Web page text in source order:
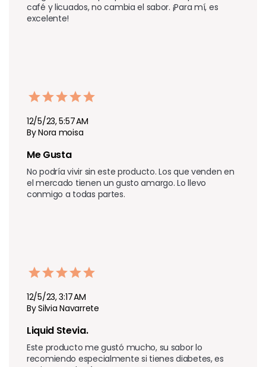
café y licuados, no cambia el sabor. ¡Para mí, es
excelente!
12/5/23, 5:57 AM
By Nora moisa
Me Gusta
No podría vivir sin este producto. Los que venden en
el mercado tienen un gusto amargo. Lo llevo
conmigo a todas partes.
12/5/23, 3:17 AM
By Silvia Navarrete
Liquid Stevia.
Este producto me gustó mucho, su sabor lo
recomiendo especialmente si tienes diabetes, es